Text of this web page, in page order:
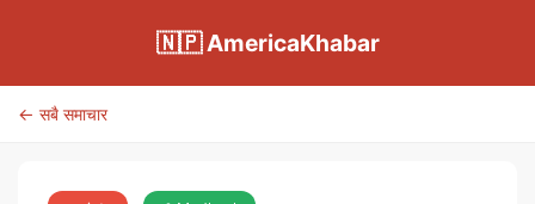
🇳🇵 AmericaKhabar
← सबै समाचार